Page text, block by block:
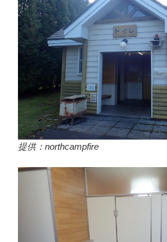
提供：northcampfire